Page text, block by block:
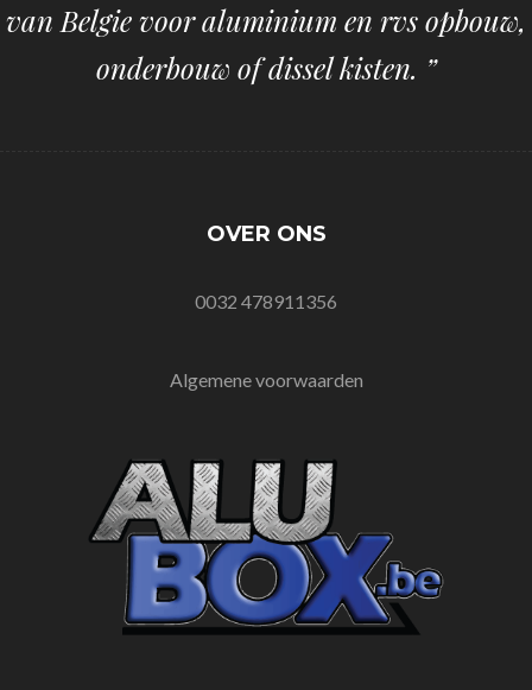
van Belgie voor aluminium en rvs opbouw,
onderbouw of dissel kisten. ”
OVER ONS
0032 478911356
Algemene voorwaarden